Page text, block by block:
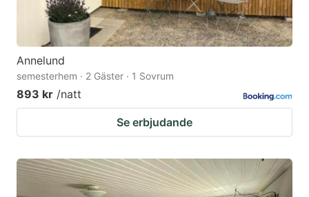
Annelund
semesterhem · 2 Gäster · 1 Sovrum
893 kr /natt
Se erbjudande